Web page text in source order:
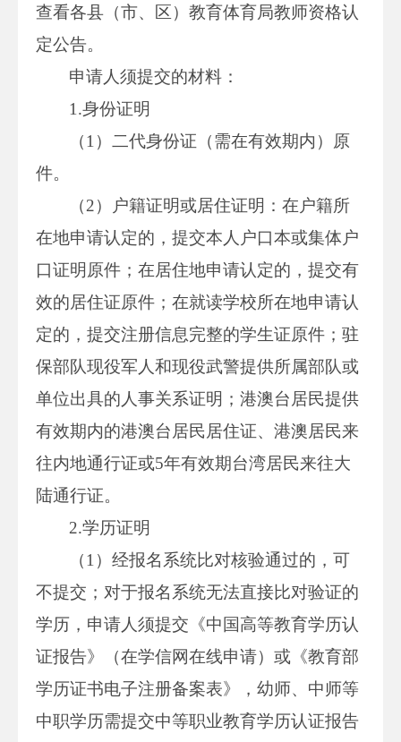
查看各县（市、区）教育体育局教师资格认
定公告。
申请人须提交的材料：
1.身份证明
（1）二代身份证（需在有效期内）原
件。
（2）户籍证明或居住证明：在户籍所
在地申请认定的，提交本人户口本或集体户
口证明原件；在居住地申请认定的，提交有
效的居住证原件；在就读学校所在地申请认
定的，提交注册信息完整的学生证原件；驻
保部队现役军人和现役武警提供所属部队或
单位出具的人事关系证明；港澳台居民提供
有效期内的港澳台居民居住证、港澳居民来
往内地通行证或5年有效期台湾居民来往大
陆通行证。
2.学历证明
（1）经报名系统比对核验通过的，可
不提交；对于报名系统无法直接比对验证的
学历，申请人须提交《中国高等教育学历认
证报告》（在学信网在线申请）或《教育部
学历证书电子注册备案表》，幼师、中师等
中职学历需提交中等职业教育学历认证报告